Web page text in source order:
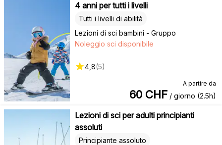
4 anni per tutti i livelli
Lezioni di sci bambini - Gruppo
Tutti i livelli di abilità
Noleggio sci disponibile
4,8(5)
A partire da
60 CHF / giorno (2.5h)
Lezioni di sci per adulti principianti
assoluti
Principiante assoluto